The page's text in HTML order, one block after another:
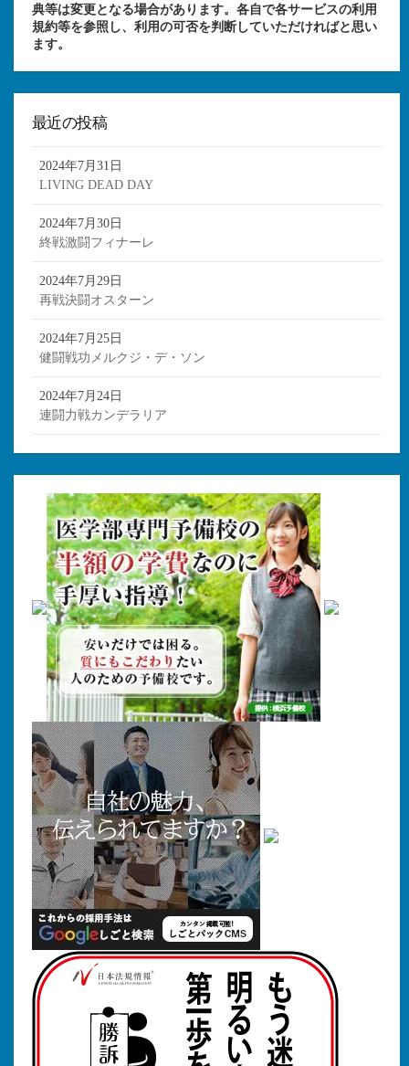
典等は変更となる場合があります。各自で各サービスの利用
規約等を参照し、利用の可否を判断していただければと思い
ます。
最近の投稿
2024年7月31日
LIVING DEAD DAY
2024年7月30日
終戦激闘フィナーレ
2024年7月29日
再戦決闘オスターン
2024年7月25日
健闘戦功メルクジ・デ・ソン
2024年7月24日
連闘力戦カンデラリア